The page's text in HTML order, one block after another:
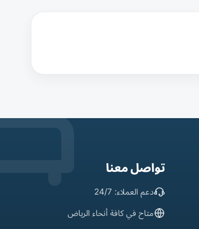
تواصل معنا
دعم العملاء: 24/7
متاح في كافة أنحاء الرياض